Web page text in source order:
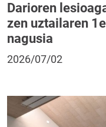
Darioren
zen uztailaren
nagusia
2026/07/02